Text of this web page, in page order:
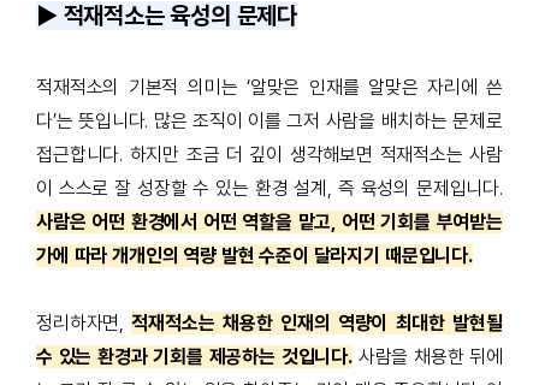
▶️ 적재적소는 육성의 문제다
적재적소의 기본적 의미는 ‘알맞은 인재를 알맞은 자리에 쓴
다’는 뜻입니다. 많은 조직이 이를 그저 사람을 배치하는 문제로
접근합니다. 하지만 조금 더 깊이 생각해보면 적재적소는 사람
이 스스로 잘 성장할 수 있는 환경 설계, 즉 육성의 문제입니다.
사람은 어떤 환경에서 어떤 역할을 맡고, 어떤 기회를 부여받는
가에 따라 개개인의 역량 발현 수준이 달라지기 때문입니다.
정리하자면,적재적소는 채용한 인재의 역량이 최대한 발현될
수 있는 환경과 기회를 제공하는 것입니다. 사람을 채용한 뒤에